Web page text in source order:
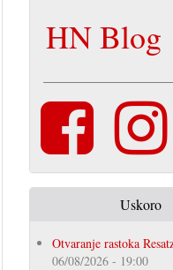
HN Blog
Uskoro
Otvaranje rastoka
06/08/2026 - 19:00